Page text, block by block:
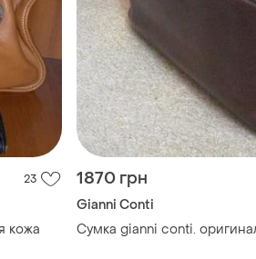
23
кожа
1870 грн
Gianni Conti
Сумка gianni conti.